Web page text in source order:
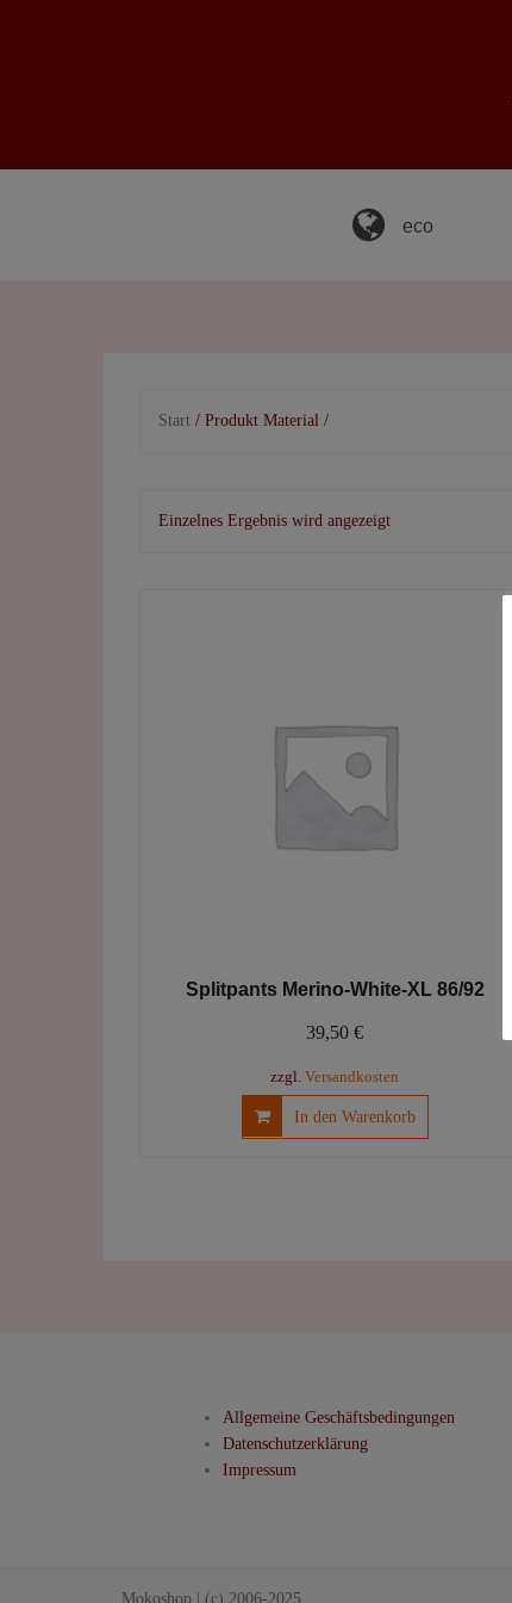
eco
Start / Produkt Material /
Einzelnes Ergebnis wird angezeigt
Splitpants Merino-White-XL 86/92
39,50 €
zzgl. Versandkosten
In den Warenkorb
Allgemeine Geschäftsbedingungen
Datenschutzerklärung
Impressum
Mokoshop | (c) 2006-2025